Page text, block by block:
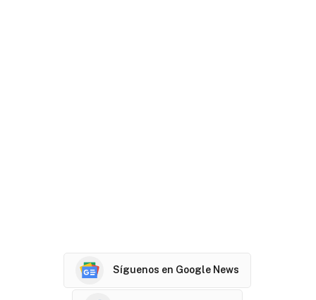
Síguenos en Google News